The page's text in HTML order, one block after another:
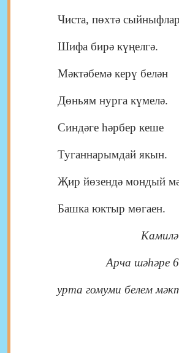
Чиста, пөхтә
Шифа бирә күңелгә.
Мәктәбемә керү белән
Дөньям нурга күмелә.
Синдәге һәрбер кеше
Туганнарымдай якын.
Җир йөзендә мондый
Башка юктыр мөгаен.
Арча шәһәре
урта гомуми белем